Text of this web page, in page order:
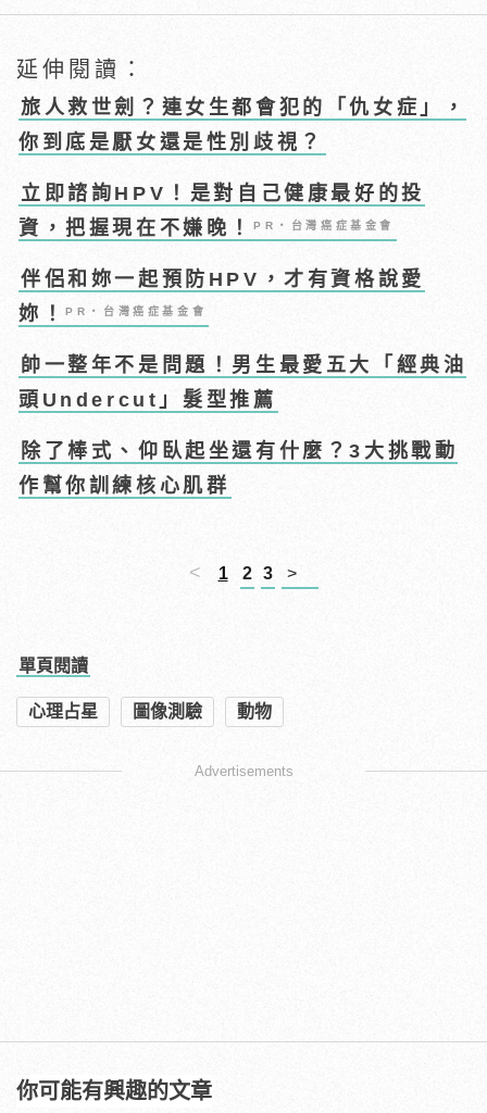
延伸閱讀：
旅人救世劍？連女生都會犯的「仇女症」，
你到底是厭女還是性別歧視？
立即諮詢HPV！是對自己健康最好的投
資，把握現在不嫌晚！PR・台灣癌症基金會
伴侶和妳一起預防HPV，才有資格說愛
妳！PR・台灣癌症基金會
帥一整年不是問題！男生最愛五大「經典油
頭Undercut」髮型推薦
除了棒式、仰臥起坐還有什麼？3大挑戰動
作幫你訓練核心肌群
< 1 2 3 >
單頁閱讀
心理占星 圖像測驗 動物
Advertisements
你可能有興趣的文章